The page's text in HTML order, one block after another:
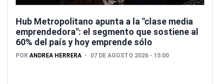
Hub Metropolitano apunta a la "clase media
emprendedora": el segmento que sostiene al
60% del país y hoy emprende sólo
POR ANDREA HERRERA 07 DE AGOSTO 2026 - 15:00